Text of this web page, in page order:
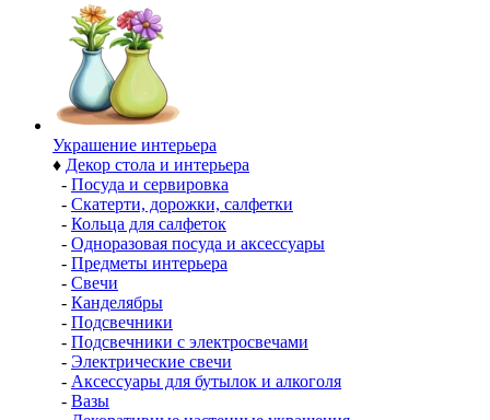
Украшение интерьера
♦ Декор стола и интерьера
- Посуда и сервировка
- Скатерти, дорожки, салфетки
- Кольца для салфеток
- Одноразовая посуда и аксессуары
- Предметы интерьера
- Свечи
- Канделябры
- Подсвечники
- Подсвечники с электросвечами
- Электрические свечи
- Аксессуары для бутылок и алкоголя
- Вазы